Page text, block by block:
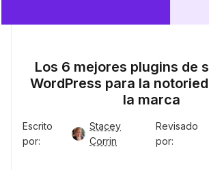
Los 6 mejores plugins de
WordPress para la
la marca
Escrito
por:
Stacey
Corrin
Revisado
por: